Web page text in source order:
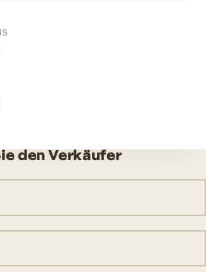
den Verkäufer